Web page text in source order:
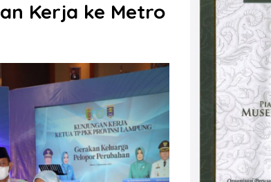
Kerja ke Metro